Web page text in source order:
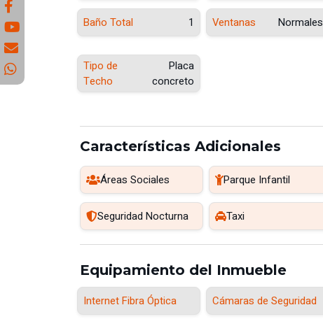
Baño Total 1 Ventanas Normales
Tipo de
Techo
Placa
concreto
Características Adicionales
Áreas Sociales Parque Infantil
Seguridad Nocturna Taxi
Equipamiento del Inmueble
Internet Fibra Óptica Cámaras de Seguridad